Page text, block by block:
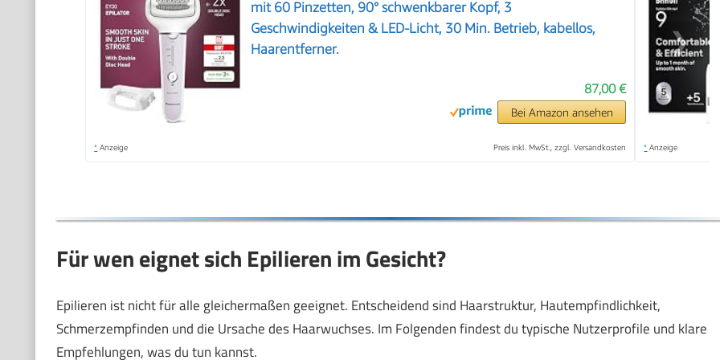
mit 60 Pinzetten, 90° schwenkbarer Kopf, 3
Geschwindigkeiten & LED-Licht, 30 Min. Betrieb, kabellos,
Haarentferner.
87,00 €
Bei Amazon ansehen
* Anzeige Preis inkl. MwSt., zzgl. Versandkosten * Anzeige
❯
Für wen eignet sich Epilieren im Gesicht?
Epilieren ist nicht für alle gleichermaßen geeignet. Entscheidend sind Haarstruktur, Hautempfindlichkeit,
Schmerzempfinden und die Ursache des Haarwuchses. Im Folgenden findest du typische Nutzerprofile und klare
Empfehlungen, was du tun kannst.